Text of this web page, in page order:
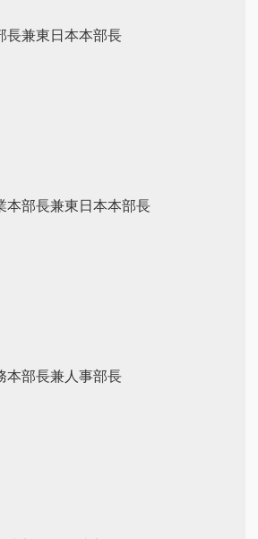
長兼東日本本部長
本部長兼東日本本部長
本部長兼人事部長